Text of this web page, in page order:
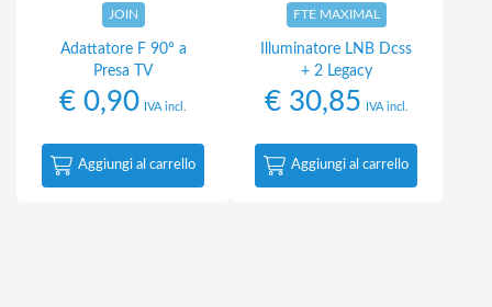
JOIN
Adattatore F 90° a
Presa TV
€ 0,90 IVA incl.
Aggiungi al carrello
FTE MAXIMAL
Illuminatore LNB Dcss
+ 2 Legacy
€30,85 IVA incl.
Aggiungi al carrello